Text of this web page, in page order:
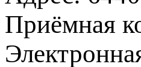
Приёмная